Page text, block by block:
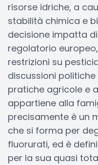
risorse idriche, a
stabilità chimica e
decisione impatta
regolatorio
restrizioni su
discussioni
pratiche agricole e
appartiene alla
precisamente è un
che si forma per
fluorurati, ed è
per la sua quasi